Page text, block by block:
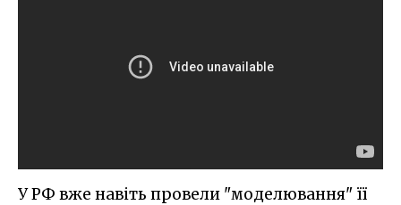
У РФ вже навіть провели "моделювання" її